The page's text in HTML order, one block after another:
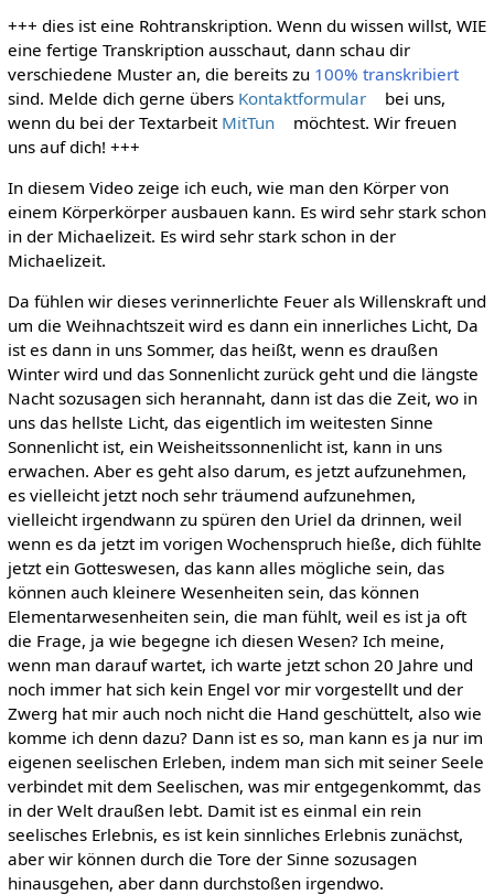
+++ dies ist eine Rohtranskription. Wenn du wissen willst, WIE
eine fertige Transkription ausschaut, dann schau dir
verschiedene Muster an, die bereits zu 100% transkribiert
sind. Melde dich gerne übers Kontaktformular
bei uns,
wenn du bei der Textarbeit MitTun
möchtest. Wir freuen
uns auf dich! +++
In diesem Video zeige ich euch, wie man den Körper von
einem Körperkörper ausbauen kann. Es wird sehr stark schon
in der Michaelizeit. Es wird sehr stark schon in der
Michaelizeit.
Da fühlen wir dieses verinnerlichte Feuer als Willenskraft und
um die Weihnachtszeit wird es dann ein innerliches Licht, Da
ist es dann in uns Sommer, das heißt, wenn es draußen
Winter wird und das Sonnenlicht zurück geht und die längste
Nacht sozusagen sich herannaht, dann ist das die Zeit, wo in
uns das hellste Licht, das eigentlich im weitesten Sinne
Sonnenlicht ist, ein Weisheitssonnenlicht ist, kann in uns
erwachen. Aber es geht also darum, es jetzt aufzunehmen,
es vielleicht jetzt noch sehr träumend aufzunehmen,
vielleicht irgendwann zu spüren den Uriel da drinnen, weil
wenn es da jetzt im vorigen Wochenspruch hieße, dich fühlte
jetzt ein Gotteswesen, das kann alles mögliche sein, das
können auch kleinere Wesenheiten sein, das können
Elementarwesenheiten sein, die man fühlt, weil es ist ja oft
die Frage, ja wie begegne ich diesen Wesen? Ich meine,
wenn man darauf wartet, ich warte jetzt schon 20 Jahre und
noch immer hat sich kein Engel vor mir vorgestellt und der
Zwerg hat mir auch noch nicht die Hand geschüttelt, also wie
komme ich denn dazu? Dann ist es so, man kann es ja nur im
eigenen seelischen Erleben, indem man sich mit seiner Seele
verbindet mit dem Seelischen, was mir entgegenkommt, das
in der Welt draußen lebt. Damit ist es einmal ein rein
seelisches Erlebnis, es ist kein sinnliches Erlebnis zunächst,
aber wir können durch die Tore der Sinne sozusagen
hinausgehen, aber dann durchstoßen irgendwo.